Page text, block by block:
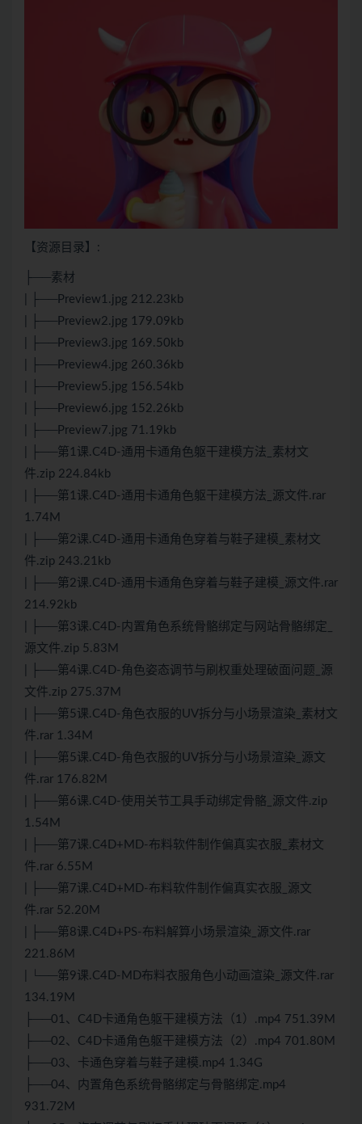
【资源目录】:
├──素材
| ├──Preview1.jpg 212.23kb
| ├──Preview2.jpg 179.09kb
| ├──Preview3.jpg 169.50kb
| ├──Preview4.jpg 260.36kb
| ├──Preview5.jpg 156.54kb
| ├──Preview6.jpg 152.26kb
| ├──Preview7.jpg 71.19kb
| ├──第1课.C4D-通用卡通角色躯干建模方法_素材文
件.zip 224.84kb
| ├──第1课.C4D-通用卡通角色躯干建模方法_源文件.rar
1.74M
| ├──第2课.C4D-通用卡通角色穿着与鞋子建模_素材文
件.zip 243.21kb
| ├──第2课.C4D-通用卡通角色穿着与鞋子建模_源文件.rar
214.92kb
| ├──第3课.C4D-内置角色系统骨骼绑定与网站骨骼绑定_
源文件.zip 5.83M
| ├──第4课.C4D-角色姿态调节与刷权重处理破面问题_源
文件.zip 275.37M
| ├──第5课.C4D-角色衣服的UV拆分与小场景渲染_素材文
件.rar 1.34M
| ├──第5课.C4D-角色衣服的UV拆分与小场景渲染_源文
件.rar 176.82M
| ├──第6课.C4D-使用关节工具手动绑定骨骼_源文件.zip
1.54M
| ├──第7课.C4D+MD-布料软件制作偏真实衣服_素材文
件.rar 6.55M
| ├──第7课.C4D+MD-布料软件制作偏真实衣服_源文
件.rar 52.20M
| ├──第8课.C4D+PS-布料解算小场景渲染_源文件.rar
221.86M
| └──第9课.C4D-MD布料衣服角色小动画渲染_源文件.rar
134.19M
├──01、C4D卡通角色躯干建模方法（1）.mp4 751.39M
├──02、C4D卡通角色躯干建模方法（2）.mp4 701.80M
├──03、卡通色穿着与鞋子建模.mp4 1.34G
├──04、内置角色系统骨骼绑定与骨骼绑定.mp4
931.72M